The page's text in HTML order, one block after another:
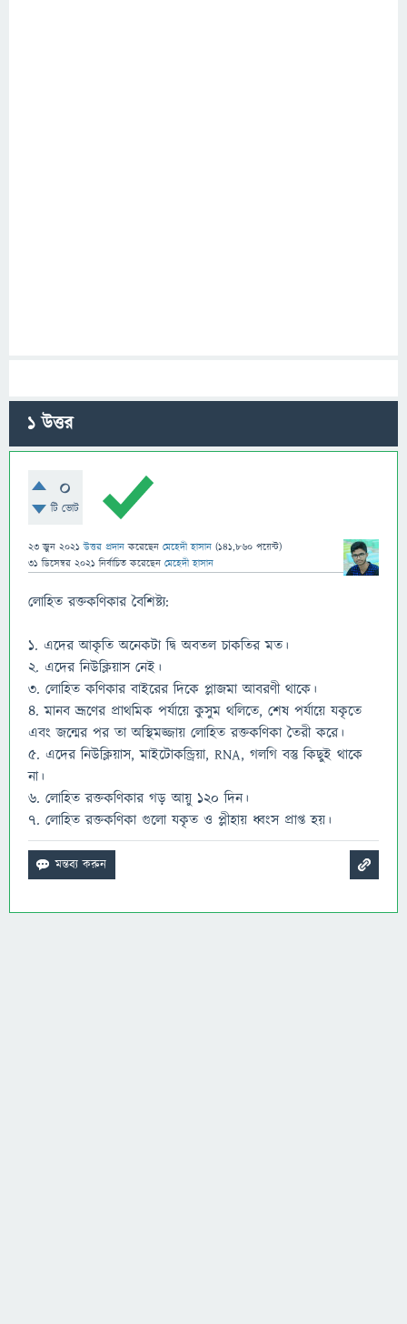
1উত্তর
0
টি ভোট
23 জুন 2021 উত্তর প্রদান করেছেন মেহেদী হাসান (141,860 পয়েন্ট)
31 ডিসেম্বর 2021 নির্বাচিত করেছেন মেহেদী হাসান
লোহিত রক্তকণিকার বৈশিষ্ট্য:
১. এদের আকৃতি অনেকটা দ্বি অবতল চাকতির মত।
২. এদের নিউক্লিয়াস নেই।
৩. লোহিত কণিকার বাইরের দিকে প্লাজমা আবরণী থাকে।
৪. মানব ভ্রূণের প্রাথমিক পর্যায়ে কুসুম থলিতে, শেষ পর্যায়ে যকৃতে
এবং জন্মের পর তা অস্থিমজ্জায় লোহিত রক্তকণিকা তৈরী করে।
৫. এদের নিউক্লিয়াস, মাইটোকন্ড্রিয়া, RNA, গলগি বস্তু কিছুই থাকে
না।
৬. লোহিত রক্তকণিকার গড় আয়ু ১২০ দিন।
৭. লোহিত রক্তকণিকা গুলো যকৃত ও প্লীহায় ধ্বংস প্রাপ্ত হয়।